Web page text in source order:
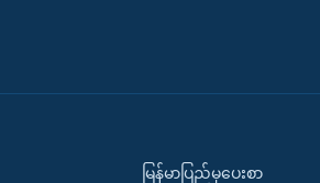
မြန်မာပြည်မှပေးစာ